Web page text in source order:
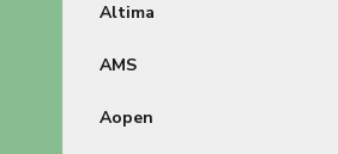
Altima
AMS
Aopen